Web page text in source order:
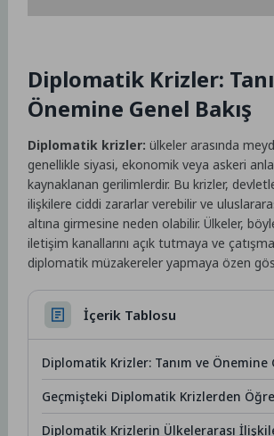
Diplomatik Krizler:
Önemine Genel Bakış
Diplomatik krizler: ülkeler arasında
genellikle siyasi, ekonomik veya askeri
kaynaklanan gerilimlerdir. Bu krizler,
ilişkilere ciddi zararlar verebilir ve
altına girmesine neden olabilir. Ülkeler,
iletişim kanallarını açık tutmaya ve
diplomatik müzakereler yapmaya özen
İçerik Tablosu
Diplomatik Krizler: Tanım ve Önemine
Geçmişteki Diplomatik Krizlerden
Diplomatik Krizlerin Ülkelerarası